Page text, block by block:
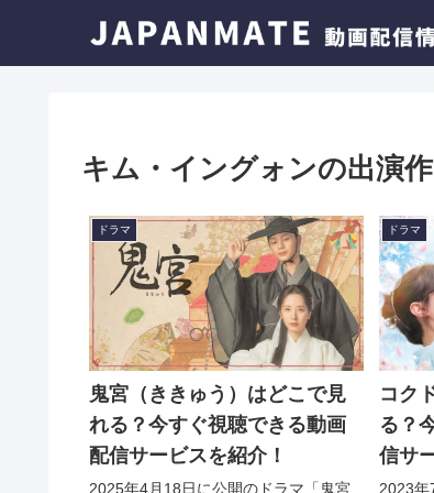
キム・イングォンの出演
ドラマ
鬼宮（ききゅう）はどこで見
れる？今すぐ視聴できる動画
配信サービスを紹介！
2025年4月18日に公開のドラマ「鬼宮
ドラマ
コク
る？
信サ
2023年